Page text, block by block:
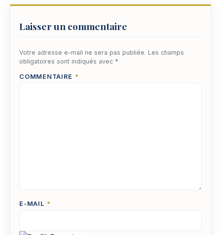
Laisser un commentaire
Votre adresse e-mail ne sera pas publiée. Les champs
obligatoires sont indiqués avec *
COMMENTAIRE *
E-MAIL *